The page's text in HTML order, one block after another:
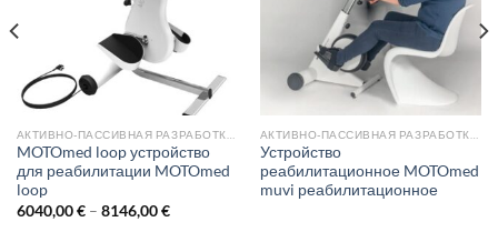
MOTOmed loop устройство
для реабилитации MOTOmed
loop
6040,00€ – 8146,00€Диапазон
Устройство
реабилитационное MOTOmed
muvi реабилитационное